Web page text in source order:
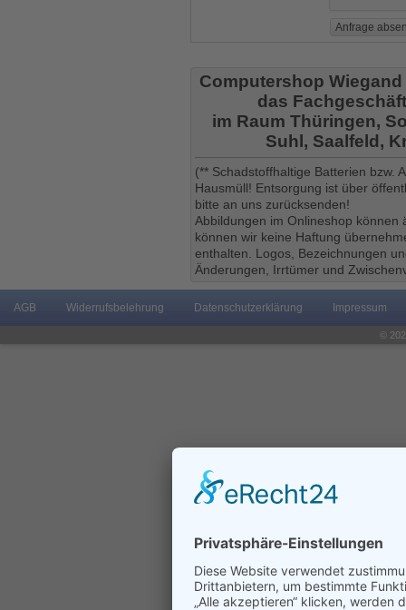
Computershop
das
im Raum Thüringen,
Suhl, Saalfeld,
(** Schadstoffhaltige Batterien bzw.
Hausmüll! Entsorgung ist über
bitte an uns zurücksenden!
Abbildungen im Onlineshop
können wir keine Haftung
enthalten. Logos, Bezeichnungen
Änderungen, Irrtümer und
AGB Widerrufsbelehrung Datenschutzerklärung Impressum
©